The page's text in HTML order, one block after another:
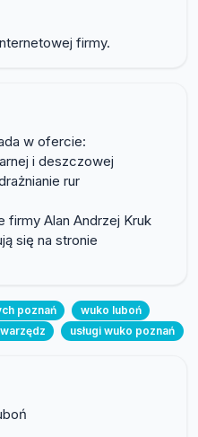
firmy.
w ofercie:
i deszczowej
rur
Alan Andrzej Kruk
się na stronie
poznań
wuko luboń
usługi wuko poznań